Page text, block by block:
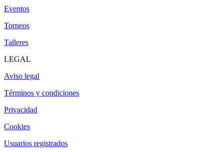
Eventos
Torneos
Talleres
LEGAL
Aviso legal
Términos y condiciones
Privacidad
Cookies
Usuarios registrados